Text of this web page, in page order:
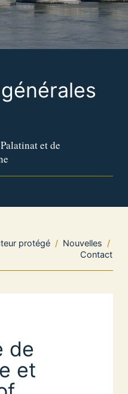
et de
protégé / Nouvelles /
Contact
de
et